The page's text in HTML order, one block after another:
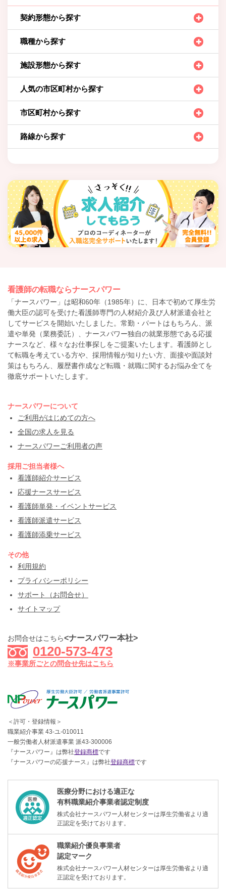
契約形態から探す
職種から探す
施設形態から探す
人気の市区町村から探す
市区町村から探す
路線から探す
看護師の転職ならナースパワー
「ナースパワー」は昭和60年（1985年）に、日本で初めて厚生労
働大臣の認可を受けた看護師専門の人材紹介及び人材派遣会社と
してサービスを開始いたしました。常勤・パートはもちろん、派
遣や単発（業務委託）、ナースパワー独自の就業形態である応援
ナースなど、様々なお仕事探しをご提案いたします。看護師とし
て転職を考えている方や、採用情報が知りたい方、面接や面談対
策はもちろん、履歴書作成など転職・就職に関するお悩み全てを
徹底サポートいたします。
ナースパワーについて
ご利用がはじめての方へ
全国の求人を見る
ナースパワーご利用者の声
採用ご担当者様へ
看護師紹介サービス
応援ナースサービス
看護師単発・イベントサービス
看護師派遣サービス
看護師添乗サービス
その他
利用規約
プライバシーポリシー
サポート（お問合せ）
サイトマップ
お問合せはこちら<ナースパワー本社>
0120-573-473
※事業所ごとの問合せ先はこちら
＜許可・登録情報＞
職業紹介事業 43-ユ-010011
一般労働者人材派遣事業 派43-300006
『ナースパワー』は弊社登録商標です
『ナースパワーの応援ナース』は弊社登録商標です
医療分野における適正な
有料職業紹介事業者認定制度
株式会社ナースパワー人材センターは厚生労働省より適
正認定を受けております。
職業紹介優良事業者
認定マーク
株式会社ナースパワー人材センターは厚生労働省より適
正認定を受けております。